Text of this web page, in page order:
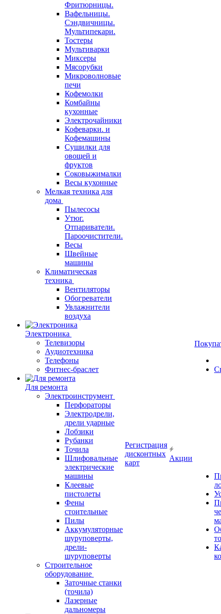
Фритюрницы.
Вафельницы.
Сэндвичницы.
Мультипекари.
Тостеры
Мультиварки
Миксеры
Мясорубки
Микроволновые
печи
Кофемолки
Комбайны
кухонные
Электрочайники
Кофеварки. и
Кофемашины
Сушилки для
овощей и
фруктов
Соковыжималки
Весы кухонные
Мелкая техника для
дома
Пылесосы
Утюг.
Отпариватели.
Пароочистители.
Весы
Швейные
машины
Климатическая
техника
Вентиляторы
Обогреватели
Увлажнители
воздуха
Электроника
Телевизоры
Аудиотехника
Телефоны
Фитнес-браслет
Для ремонта
Электроинструмент
Перфораторы
Электродрели,
дрели ударные
Лобзики
Рубанки
Точила
Шлифовальные
электрические
машины
Клеевые
пистолеты
Фены
стоительные
Пилы
Аккумуляторные
шуруповерты,
дрели-
шуруповерты
Строительное
оборудование
Заточные станки
(точила)
Лазерные
дальномеры
Регистрация
дисконтных
карт
Акции